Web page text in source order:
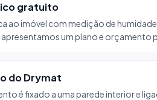
gratuito
ao imóvel com medição de
um plano e orçamento
do Drymat
é fixado a uma parede interior e